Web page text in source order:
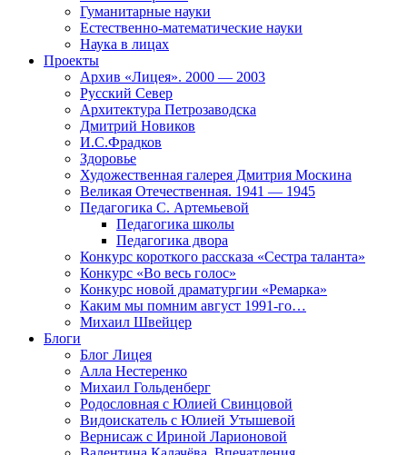
Гуманитарные науки
Естественно-математические науки
Наука в лицах
Проекты
Архив «Лицея». 2000 — 2003
Русский Север
Архитектура Петрозаводска
Дмитрий Новиков
И.С.Фрадков
Здоровье
Художественная галерея Дмитрия Москина
Великая Отечественная. 1941 — 1945
Педагогика С. Артемьевой
Педагогика школы
Педагогика двора
Конкурс короткого рассказа «Сестра таланта»
Конкурс «Во весь голос»
Конкурс новой драматургии «Ремарка»
Каким мы помним август 1991-го…
Михаил Швейцер
Блоги
Блог Лицея
Алла Нестеренко
Михаил Гольденберг
Родословная с Юлией Свинцовой
Видоискатель с Юлией Утышевой
Вернисаж с Ириной Ларионовой